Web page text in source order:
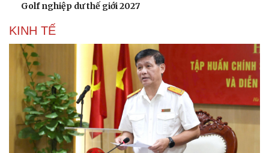
Golf nghiệp dư thế giới 2027
KINH TẾ